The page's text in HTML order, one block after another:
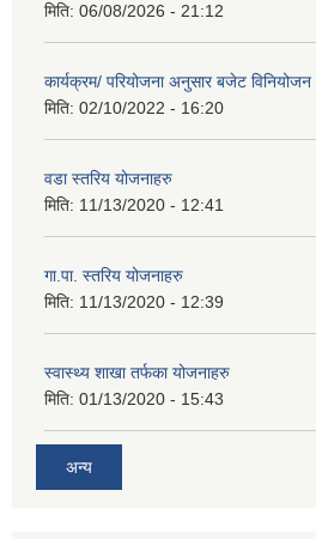
मिति: 06/08/2026 - 21:12
कार्यक्रम/ परियोजना अनुसार बजेट विनियोजन
मिति: 02/10/2022 - 16:20
वडा स्तरिय योजनाहरु
मिति: 11/13/2020 - 12:41
गा.पा. स्तरिय योजनाहरु
मिति: 11/13/2020 - 12:39
स्वास्थ्य शाखा तर्फका योजनाहरु
मिति: 01/13/2020 - 15:43
अन्य